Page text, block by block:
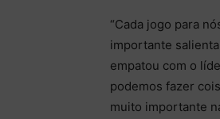
“Cada jogo para
importante
empatou com o
podemos fazer
muito importante